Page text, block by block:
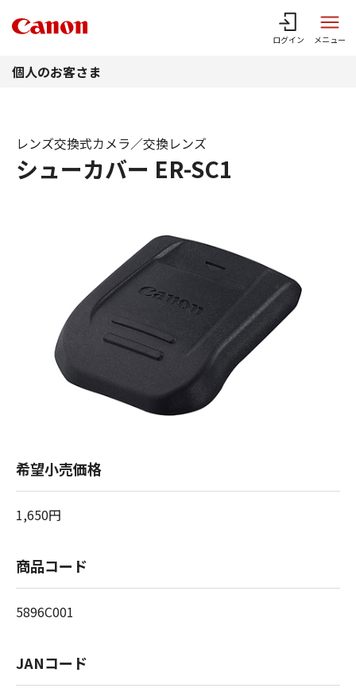
ログイン メニュー
個人のお客さま
シューカバー ER-SC1
レンズ交換式カメラ／交換レンズ
希望小売価格
1,650円
商品コード
5896C001
JANコード